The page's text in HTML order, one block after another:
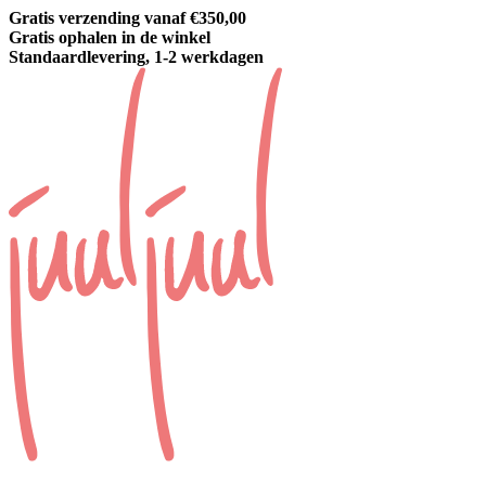
Gratis verzending vanaf €350,00
Gratis ophalen in de winkel
Standaardlevering, 1-2 werkdagen